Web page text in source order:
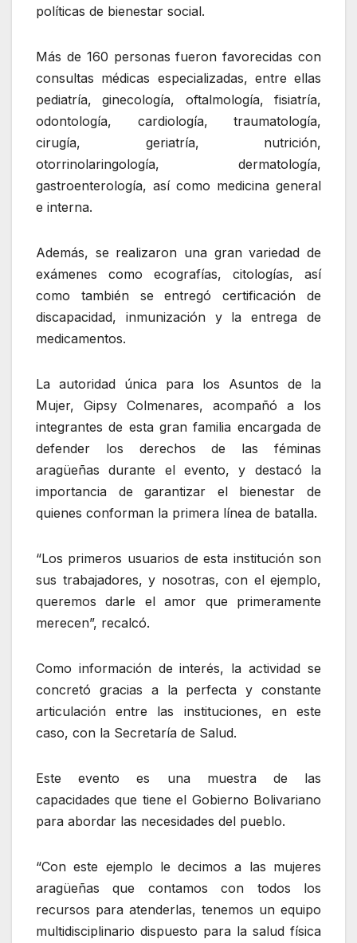
políticas de bienestar social.
‎Más de 160 personas fueron favorecidas con
consultas médicas especializadas, entre ellas
pediatría, ginecología, oftalmología, fisiatría,
odontología, cardiología, traumatología,
cirugía, geriatría, nutrición,
otorrinolaringología, dermatología,
gastroenterología, así como medicina general
e interna.
‎Además, se realizaron una gran variedad de
exámenes como ecografías, citologías, así
como también se entregó certificación de
discapacidad, inmunización y la entrega de
medicamentos.
La autoridad única para los Asuntos de la
Mujer, Gipsy Colmenares, acompañó a los
integrantes de esta gran familia encargada de
defender los derechos de las féminas
aragüeñas durante el evento, y destacó la
importancia de garantizar el bienestar de
quienes conforman la primera línea de batalla.
“Los primeros usuarios de esta institución son
sus trabajadores, y nosotras, con el ejemplo,
queremos darle el amor que primeramente
merecen”, recalcó.
‎Como información de interés, la actividad se
concretó gracias a la perfecta y constante
articulación entre las instituciones, en este
caso, con la Secretaría de Salud.
‎Este evento es una muestra de las
capacidades que tiene el Gobierno Bolivariano
para abordar las necesidades del pueblo.
“Con este ejemplo le decimos a las mujeres
aragüeñas que contamos con todos los
recursos para atenderlas, tenemos un equipo
multidisciplinario dispuesto para la salud física